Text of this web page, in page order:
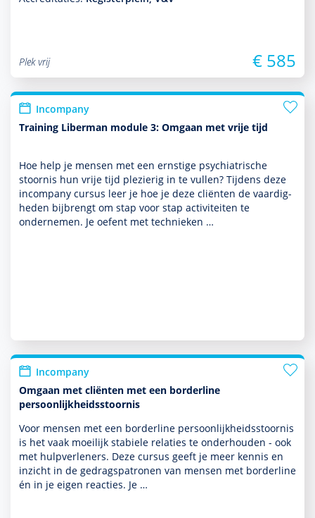
Plek vrij € 585
Incompany
Training Liberman module 3: Omgaan met vrije tijd
Hoe help je mensen met een ernstige psychia­trische
stoor­nis hun vrije tijd plezierig in te vullen? Tijdens deze
incompany cursus leer je hoe je deze cliënten de vaar­dig­
heden bijbrengt om stap voor stap activi­teiten te
ondernemen. Je oefent met tech­nieken …
Incompany
Omgaan met cliënten met een borderline
persoonlijkheidsstoornis
Voor mensen met een borderline per­soon­lijk­heids­stoor­nis
is het vaak moeilijk stabiele relaties te onder­houden - ook
met hulp­ver­le­ners. Deze cursus geeft je meer kennis en
inzicht in de gedragspatronen van mensen met borderline
én in je eigen reacties. Je …